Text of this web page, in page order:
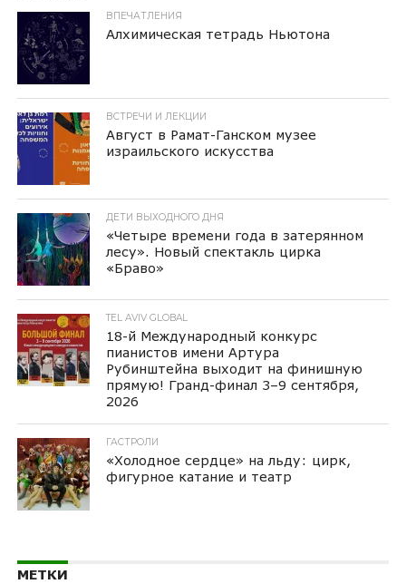
ВПЕЧАТЛЕНИЯ
Алхимическая тетрадь Ньютона
ВСТРЕЧИ И ЛЕКЦИИ
Август в Рамат-Ганском музее
израильского искусства
ДЕТИ ВЫХОДНОГО ДНЯ
«Четыре времени года в затерянном
лесу». Новый спектакль цирка
«Браво»
TEL AVIV GLOBAL
18-й Международный конкурс
пианистов имени Артура
Рубинштейна выходит на финишную
прямую! Гранд-финал 3–9 сентября,
2026
ГАСТРОЛИ
«Холодное сердце» на льду: цирк,
фигурное катание и театр
МЕТКИ